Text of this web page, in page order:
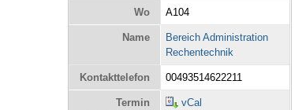
Wo A104
Name
Bereich Administration
Rechentechnik
Kontakttelefon 00493514622211
Termin
vCal